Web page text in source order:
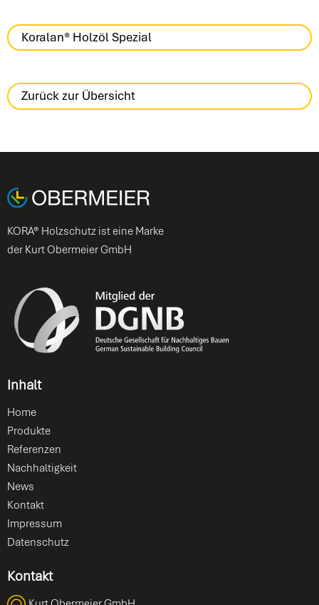
Koralan® Holzöl Spezial
Zurück zur Übersicht
KORA® Holzschutz ist eine Marke
der Kurt Obermeier GmbH
Inhalt
Home
Produkte
Referenzen
Nachhaltigkeit
News
Kontakt
Impressum
Datenschutz
Kontakt